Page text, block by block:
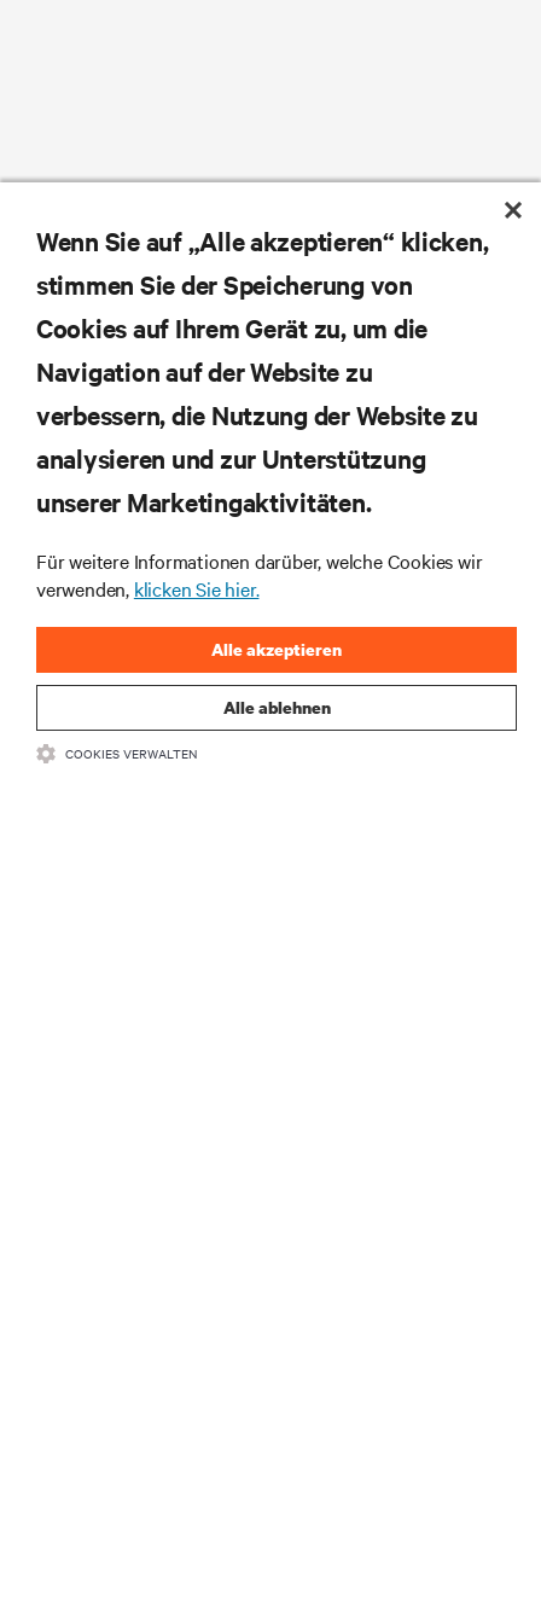
Wenn Sie auf „Alle akzeptieren“ klicken,
stimmen Sie der Speicherung von
Cookies auf Ihrem Gerät zu, um die
Navigation auf der Website zu
verbessern, die Nutzung der Website zu
analysieren und zur Unterstützung
unserer Marketingaktivitäten.
Für weitere Informationen darüber, welche Cookies wir
verwenden, klicken Sie hier.
Alle ablehnen
Alle akzeptieren
COOKIES VERWALTEN